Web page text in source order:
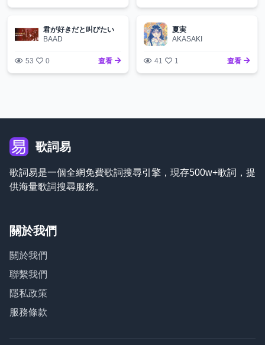
君が好きだと叫びたい
BAAD
53 0 查看
夏実
AKASAKI
41 1 查看
歌詞易
歌詞易是一個全網免費歌詞搜尋引擎，現存500w+歌詞，提
供海量歌詞搜尋服務。
關於我們
關於我們
聯繫我們
隱私政策
服務條款